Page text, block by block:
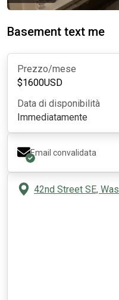
Basement text me
Prezzo/mese
$1600USD
Data di disponibilità
Immediatamente
Email convalidata
42nd Street SE,